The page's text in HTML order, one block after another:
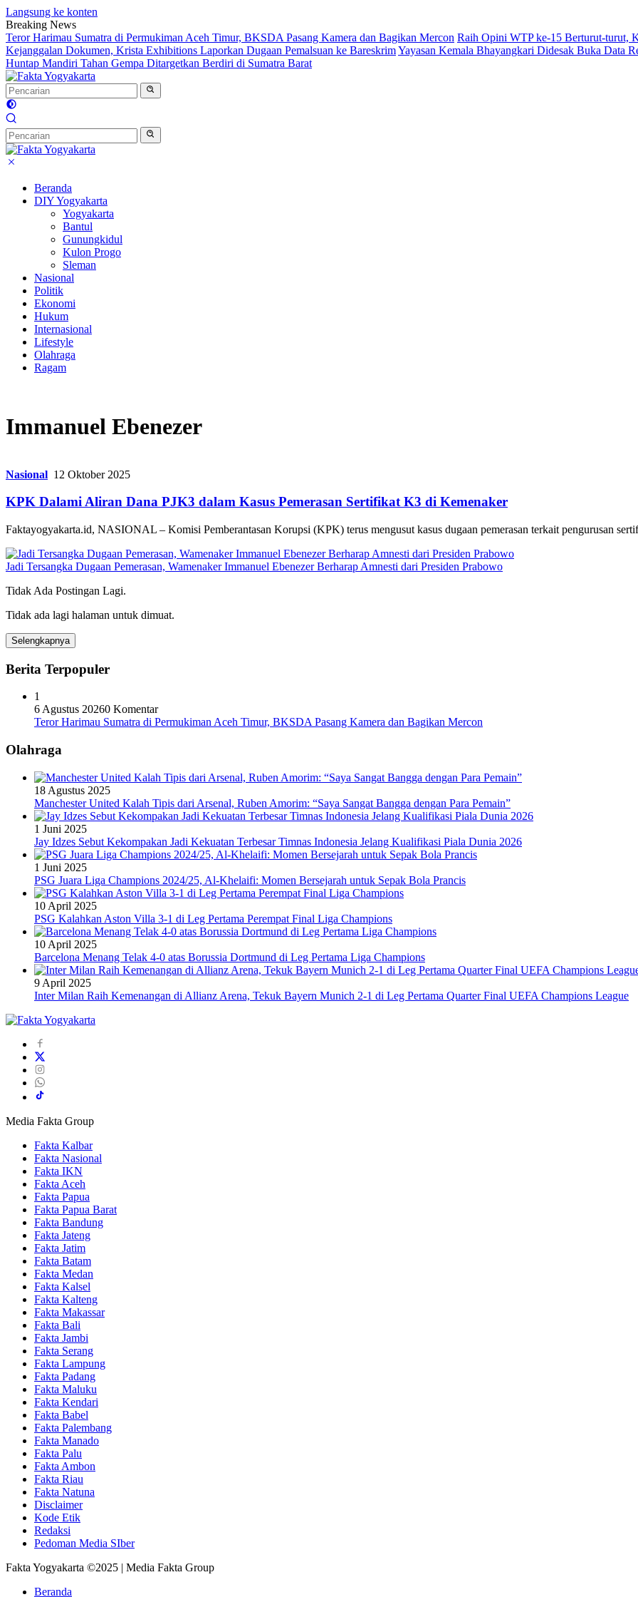
Langsung ke konten
Breaking News
Teror Harimau Sumatra di Permukiman Aceh Timur, BKSDA Pasang Kamera dan Bagikan Mercon Raih Opini WTP ke-15 Berturut-turut,
Kejanggalan Dokumen, Krista Exhibitions Laporkan Dugaan Pemalsuan ke BareskrimYayasan Kemala Bhayangkari Didesak Buka Data
Huntap Mandiri Tahan Gempa Ditargetkan Berdiri di Sumatra Barat
Beranda
DIY Yogyakarta
Yogyakarta
Bantul
Gunungkidul
Kulon Progo
Sleman
Nasional
Politik
Ekonomi
Hukum
Internasional
Lifestyle
Olahraga
Ragam
Immanuel Ebenezer
Nasional 12 Oktober 2025
KPK Dalami Aliran Dana PJK3 dalam Kasus Pemerasan Sertifikat K3 di Kemenaker
Faktayogyakarta.id, NASIONAL – Komisi Pemberantasan Korupsi (KPK) terus mengusut kasus dugaan pemerasan terkait pengurusan
Jadi Tersangka Dugaan Pemerasan, Wamenaker Immanuel Ebenezer Berharap Amnesti dari Presiden Prabowo
Tidak Ada Postingan Lagi.
Tidak ada lagi halaman untuk dimuat.
Selengkapnya
Berita Terpopuler
1
6 Agustus 20260 Komentar
Teror Harimau Sumatra di Permukiman Aceh Timur, BKSDA Pasang Kamera dan Bagikan Mercon
Olahraga
18 Agustus 2025
Manchester United Kalah Tipis dari Arsenal, Ruben Amorim: “Saya Sangat Bangga dengan Para Pemain”
1 Juni 2025
Jay Idzes Sebut Kekompakan Jadi Kekuatan Terbesar Timnas Indonesia Jelang Kualifikasi Piala Dunia 2026
1 Juni 2025
PSG Juara Liga Champions 2024/25, Al-Khelaifi: Momen Bersejarah untuk Sepak Bola Prancis
10 April 2025
PSG Kalahkan Aston Villa 3-1 di Leg Pertama Perempat Final Liga Champions
10 April 2025
Barcelona Menang Telak 4-0 atas Borussia Dortmund di Leg Pertama Liga Champions
9 April 2025
Inter Milan Raih Kemenangan di Allianz Arena, Tekuk Bayern Munich 2-1 di Leg Pertama Quarter Final UEFA Champions League
Media Fakta Group
Fakta Kalbar
Fakta Nasional
Fakta IKN
Fakta Aceh
Fakta Papua
Fakta Papua Barat
Fakta Bandung
Fakta Jateng
Fakta Jatim
Fakta Batam
Fakta Medan
Fakta Kalsel
Fakta Kalteng
Fakta Makassar
Fakta Bali
Fakta Jambi
Fakta Serang
Fakta Lampung
Fakta Padang
Fakta Maluku
Fakta Kendari
Fakta Babel
Fakta Palembang
Fakta Manado
Fakta Palu
Fakta Ambon
Fakta Riau
Fakta Natuna
Disclaimer
Kode Etik
Redaksi
Pedoman Media SIber
Fakta Yogyakarta ©2025 | Media Fakta Group
Beranda